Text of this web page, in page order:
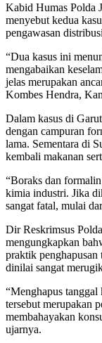
Kabid Humas Polda
menyebut kedua
pengawasan
“Dua kasus ini
mengabaikan
jelas merupakan
Kombes Hendra,
Dalam kasus di
dengan campuran
lama. Sementara di
kembali makanan
“Boraks dan
kimia industri. Jika
sangat fatal, mulai
Dir Reskrimsus
mengungkapkan
praktik penghapusan
dinilai sangat
“Menghapus
tersebut merupakan
membahayakan
ujarnya.